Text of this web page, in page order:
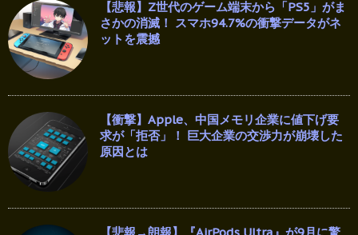
【悲報】Z世代のゲーム端末から「PS5」がま
さかの消滅！ スマホ94.7%の衝撃データがネ
ットを震撼
【衝撃】Apple、中国メモリ企業に値下げ要
求が「拒否」！ 巨大企業の交渉力が崩壊した
原因とは
【悲報→朗報】『AirPods Ultra』が9月に驚